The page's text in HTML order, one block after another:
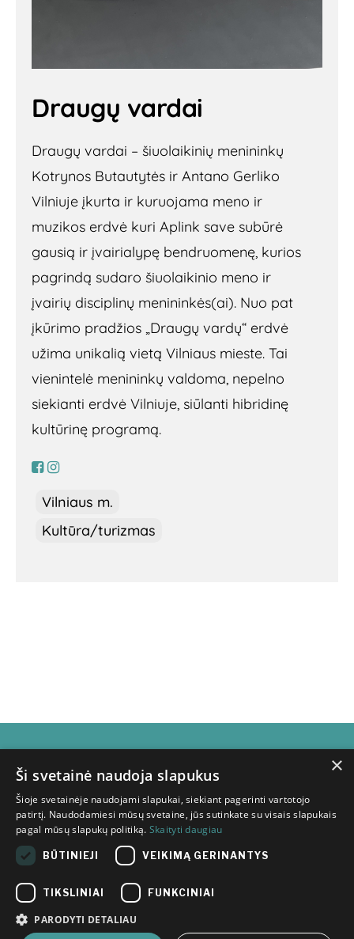
Vilniaus m.
Kultūra/turizmas
Draugų vardai
Draugų vardai – šiuolaikinių menininkų
Kotrynos Butautytės ir Antano Gerliko
Vilniuje įkurta ir kuruojama meno ir
muzikos erdvė kuri Aplink save subūrė
gausią ir įvairialypę bendruomenę, kurios
pagrindą sudaro šiuolaikinio meno ir
įvairių disciplinų menininkės(ai). Nuo pat
įkūrimo pradžios „Draugų vardų“ erdvė
užima unikalią vietą Vilniaus mieste. Tai
vienintelė menininkų valdoma, nepelno
siekianti erdvė Vilniuje, siūlanti hibridinę
kultūrinę programą.
Naujienlaiškio
prenumerata
Susipažinau suInovacijų
agentūros privatumo politikoje
×
Ši svetainė naudoja slapukus
Šioje svetainėje naudojami slapukai, siekiant pagerinti vartotojo
patirtį. Naudodamiesi mūsų svetaine, jūs sutinkate su visais slapukais
pagal mūsų slapukų politiką. Skaityti daugiau
BŪTINIEJI VEIKIMĄ GERINANTYS
TIKSLINIAI FUNKCINIAI
PARODYTI DETALIAU